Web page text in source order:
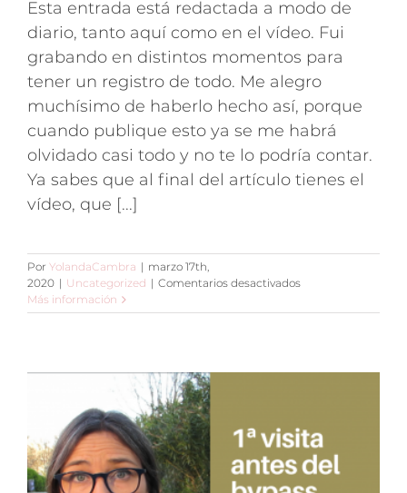
Esta entrada está redactada a modo de
diario, tanto aquí como en el vídeo. Fui
grabando en distintos momentos para
tener un registro de todo. Me alegro
muchísimo de haberlo hecho así, porque
cuando publique esto ya se me habrá
olvidado casi todo y no te lo podría contar.
Ya sabes que al final del artículo tienes el
vídeo, que [...]
Por YolandaCambra | marzo 17th,
2020 | Uncategorized | Comentarios desactivados
en
Más información